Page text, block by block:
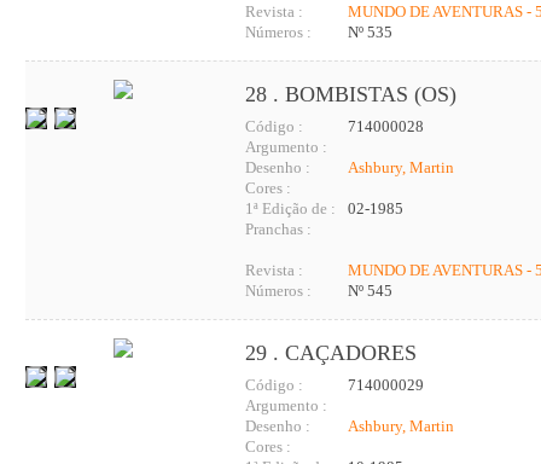
Revista :
MUNDO DE AVENTURAS -
Números :
Nº 535
28 . BOMBISTAS (OS)
Código :
714000028
Argumento :
Desenho :
Ashbury, Martin
Cores :
1ª Edição de :
02-1985
Pranchas :
Revista :
MUNDO DE AVENTURAS -
Números :
Nº 545
29 . CAÇADORES
Código :
714000029
Argumento :
Desenho :
Ashbury, Martin
Cores :